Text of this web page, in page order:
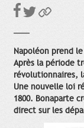
Napoléon prend
Après la période
révolutionnaires,
Une nouvelle loi
1800. Bonaparte
direct sur les